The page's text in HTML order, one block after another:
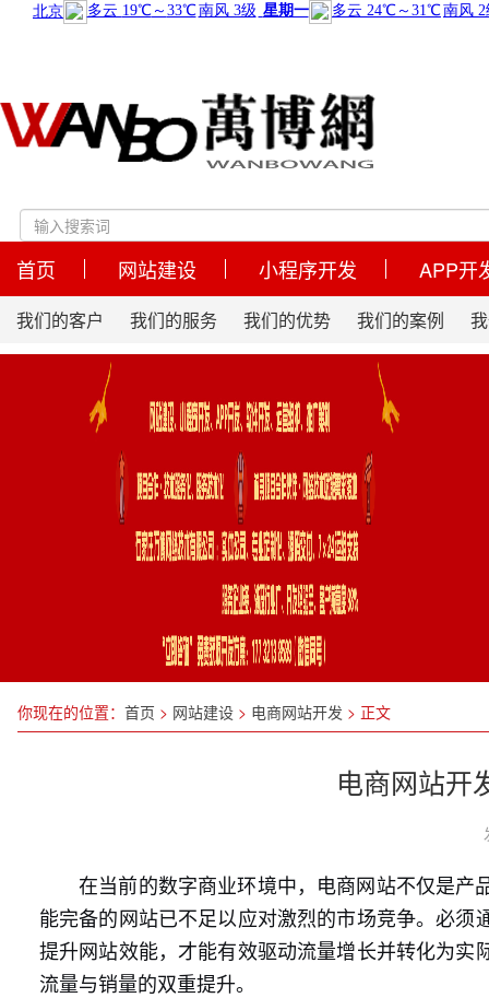
首页 网站建设 小程序开发 APP开
我们的客户 我们的服务 我们的优势 我们的案例
你现在的位置： 首页 > 网站建设 > 电商网站开发 > 正文
电商网站开
在当前的数字商业环境中，电商网站不仅是
能完备的网站已不足以应对激烈的市场竞争。必
提升网站效能，才能有效驱动流量增长并转化为
流量与销量的双重提升。